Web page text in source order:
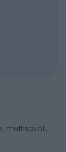
multiscivoli,